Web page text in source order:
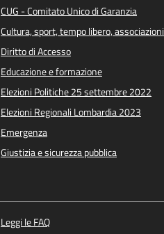
CUG - Comitato Unico di Garanzia
Cultura, sport, tempo libero, associazioni
Diritto di Accesso
Educazione e formazione
Elezioni Politiche 25 settembre 2022
Elezioni Regionali Lombardia 2023
Emergenza
Giustizia e sicurezza pubblica
Leggi le FAQ